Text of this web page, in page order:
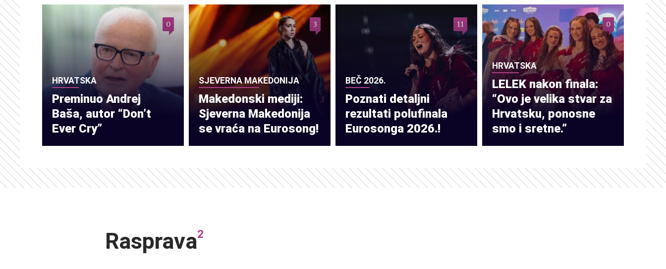
HRVATSKA
Preminuo Andrej
Baša, autor “Don’t
Ever Cry”
0
SJEVERNA MAKEDONIJA
Makedonski mediji:
Sjeverna Makedonija
se vraća na Eurosong!
3
BEČ 2026.
Poznati detaljni
rezultati polufinala
Eurosonga 2026.!
11
HRVATSKA
LELEK nakon finala:
“Ovo je velika stvar za
Hrvatsku, ponosne
smo i sretne.”
0
Rasprava2